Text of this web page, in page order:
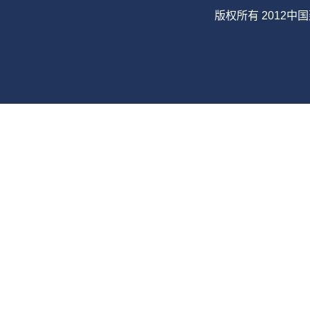
版权所有 2012中